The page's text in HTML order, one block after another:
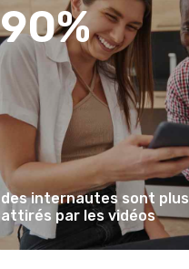
90%
des internautes sont plus
attirés par les vidéos